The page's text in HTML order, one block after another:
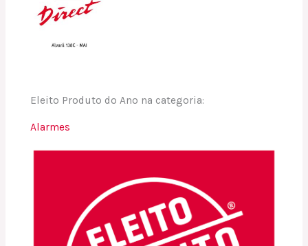
Eleito Produto do Ano na categoria:
Alarmes